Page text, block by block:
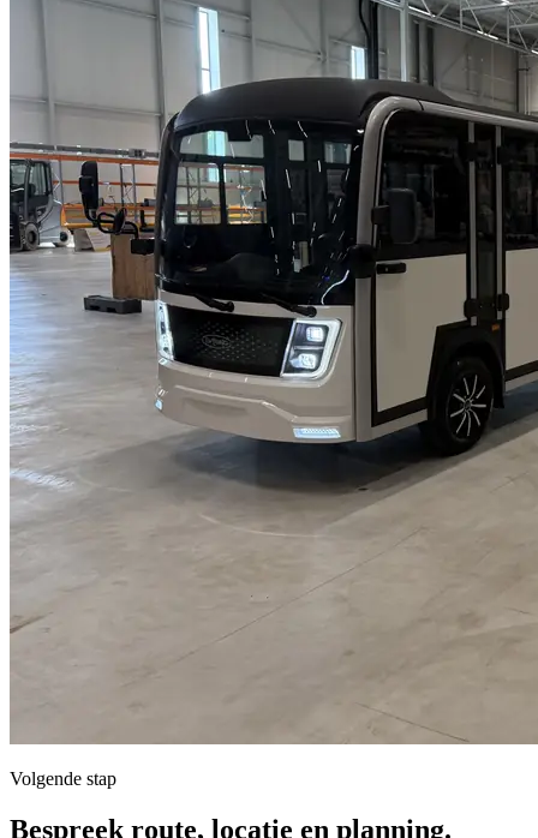
Volgende stap
Bespreek route, locatie en planning.